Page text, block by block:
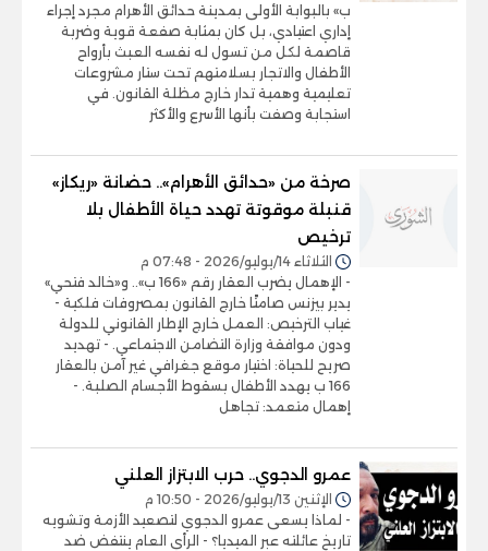
ب» بالبوابة الأولى بمدينة حدائق الأهرام مجرد إجراء
إداري اعتيادي، بل كان بمثابة صفعة قوية وضربة
قاصمة لكل من تسول له نفسه العبث بأرواح
الأطفال والاتجار بسلامتهم تحت ستار مشروعات
تعليمية وهمية تدار خارج مظلة القانون. في
استجابة وصفت بأنها الأسرع والأكثر
صرخة من «حدائق الأهرام».. حضانة «ريكاز»
قنبلة موقوتة تهدد حياة الأطفال بلا
ترخيص
الثلاثاء 14/يوليو/2026 - 07:48 م
- الإهمال يضرب العقار رقم «166 ب».. و«خالد فتحي»
يدير بيزنس صامتًا خارج القانون بمصروفات فلكية -
غياب الترخيص: العمل خارج الإطار القانوني للدولة
ودون موافقة وزارة التضامن الاجتماعي. - تهديد
صريح للحياة: اختيار موقع جغرافي غير آمن بالعقار
166 ب يهدد الأطفال بسقوط الأجسام الصلبة. -
إهمال متعمد: تجاهل
عمرو الدجوي.. حرب الابتزاز العلني
الإثنين 13/يوليو/2026 - 10:50 م
- لماذا يسعى عمرو الدجوي لتصعيد الأزمة وتشويه
تاريخ عائلته عبر الميديا؟ - الرأي العام ينتفض ضد